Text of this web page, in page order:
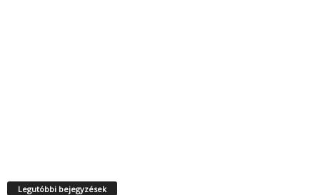
Legutóbbi bejegyzések